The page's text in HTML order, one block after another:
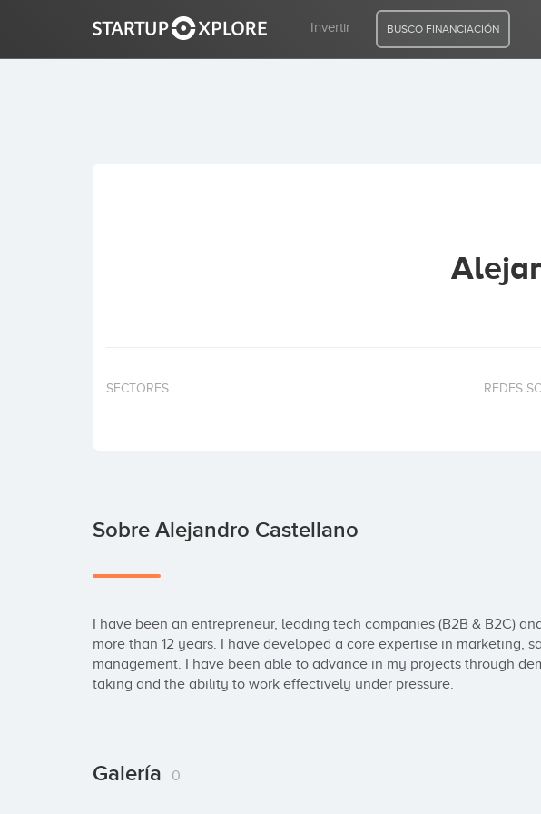
Invertir BUSCO FINANCIACIÓN
SECTORES REDES
Sobre Alejandro Castellano
I have been an entrepreneur, leading tech companies (B2B & B2C)
more than 12 years. I have developed a core expertise in marketing,
management. I have been able to advance in my projects through
taking and the ability to work effectively under pressure.
Galería 0